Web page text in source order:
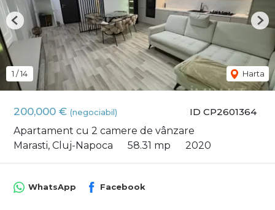
ID CP2601364
200,000 € (negociabil)
Apartament cu 2 camere de vânzare
Marasti, Cluj-Napoca
58.31 mp 2020
1 /14 Harta
Previous
WhatsApp Facebook